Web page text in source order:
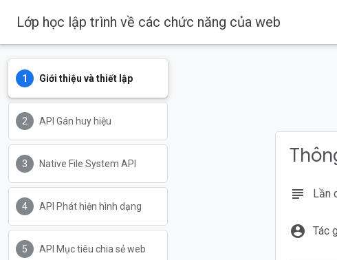
Lớp học lập trình về các chức năng của web
Giới thiệu và thiết lập
API Gán huy hiệu
Native File System API
API Phát hiện hình dạng
API Mục tiêu chia sẻ web
subject Lần
account_circle Tác